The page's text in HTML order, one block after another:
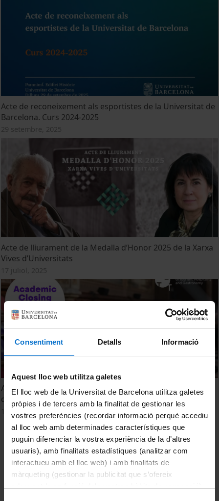
Consentiment Detalls Informació
Aquest lloc web utilitza galetes
El lloc web de la Universitat de Barcelona utilitza galetes
pròpies i de tercers amb la finalitat de gestionar les
vostres preferències (recordar informació perquè accediu
al lloc web amb determinades característiques que
puguin diferenciar la vostra experiència de la d’altres
usuaris), amb finalitats estadístiques (analitzar com
interactueu amb el lloc web) i amb finalitats de
màrqueting (gestionar la publicitat que s’ofereix
Acte de reconeixement als esportistes de la Universitat de
Barcelona. Curs 2024-2025
29 setembre, 2025
Acte de lliurament de la Medalla d’Honor 2025 de la Xarxa
Vives d’Universitats
17 juliol, 2025
Acte de finalització d'estudis del Màster en Direcció
d'Empreses Turístiques. CETT. Promoció 2024-2025
13 juny, 2025